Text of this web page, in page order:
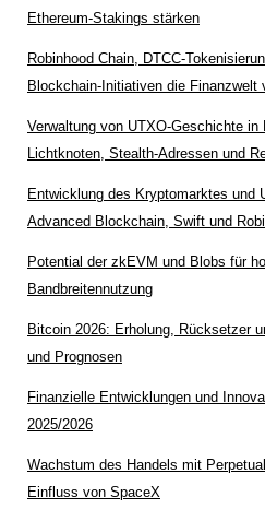
Ethereum-Stakings stärken
Robinhood Chain, DTCC-
Blockchain-Initiativen die Finanzwelt
Verwaltung von UTXO-Geschichte in
Lichtknoten, Stealth-Adressen und
Entwicklung des Kryptomarktes und
Advanced Blockchain, Swift und
Potential der zkEVM und Blobs für
Bandbreitennutzung
Bitcoin 2026: Erholung, Rücksetzer
und Prognosen
Finanzielle Entwicklungen und
2025/2026
Wachstum des Handels mit
Einfluss von SpaceX